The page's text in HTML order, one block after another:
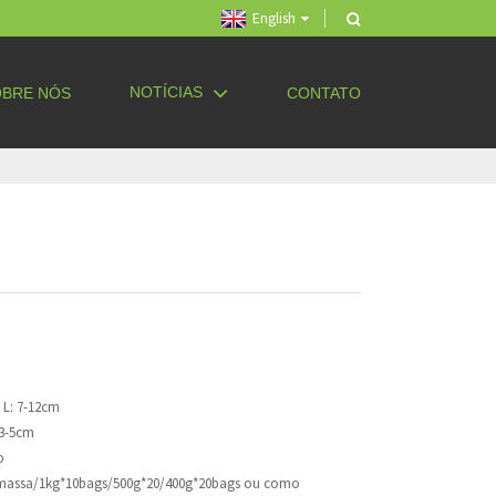
English
NÓS NOTÍCIAS CONTATO
7-12cm
5cm
1kg*10bags/500g*20/400g*20bags ou como